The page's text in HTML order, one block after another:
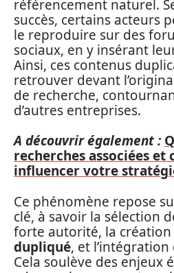
référencement naturel.
succès, certains acteurs
le reproduire sur des
sociaux, en y insérant
Ainsi, ces contenus
retrouver devant
de recherche,
d’autres entreprises.
A découvrir également :
recherches associées et
influencer votre
Ce phénomène repose
clé, à savoir la sélection
forte autorité, la création
dupliqué, et
Cela soulève des enjeux